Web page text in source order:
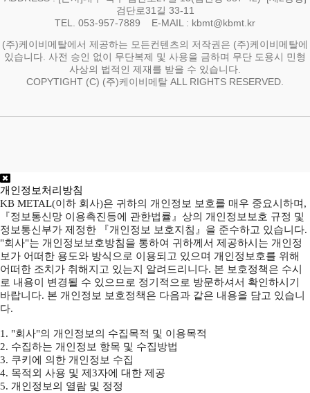
검단로31길 33-11
TEL. 053-957-7889 E-MAIL : kbmt@kbmt.kr
(주)케이비메탈에서 제공하는 모든컨텐츠의 저작권은 (주)케이비메탈에
있습니다. 사전 승인 없이 무단복제 및 사용을 금하며 무단 도용시 민형
사상의 법적인 제재를 받을 수 있습니다.
COPYTIGHT (C) (주)케이비메탈 ALL RIGHTS RESERVED.
개인정보처리방침
KB METAL(이하 회사)은 귀하의 개인정보 보호를 매우 중요시하며,
『정보통신망 이용촉진등에 관한법률』상의 개인정보보호 규정 및
정보통신부가 제정한 『개인정보 보호지침』을 준수하고 있습니다.
"회사"는 개인정보보호방침을 통하여 귀하께서 제공하시는 개인정
보가 어떠한 용도와 방식으로 이용되고 있으며 개인정보호를 위해
어떠한 조치가 취해지고 있는지 알려드리니다. 본 보호정책은 수시
로 내용이 변경될 수 있으므로 정기적으로 방문하셔서 확인하시기
바랍니다. 본 개인정보 보호정책은 다음과 같은 내용을 담고 있습니
다.
1. "회사"의 개인정보의 수집목적 및 이용목적
2. 수집하는 개인정보 항목 및 수집방법
3. 쿠키에 의한 개인정보 수집
4. 목적외 사용 및 제3자에 대한 제공
5. 개인정보의 열람 및 정정